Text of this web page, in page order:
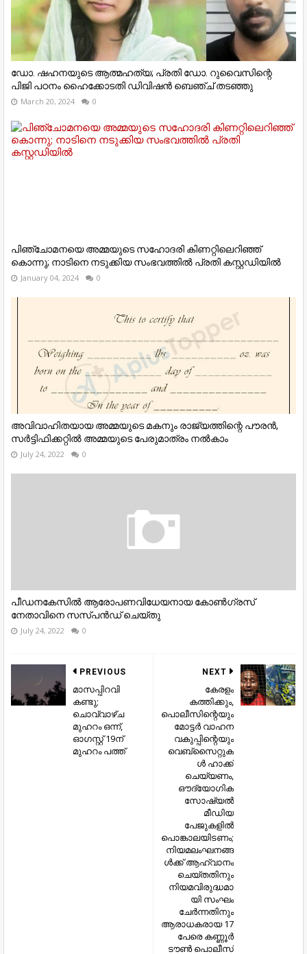
ഡോ. ഷഹനയുടെ ആത്മഹത്യ; പ്രതി ഡോ. റുവൈസിന്റെ
പിജി പഠനം ഹൈക്കോടതി ഡിവിഷന്‍ ബെഞ്ച് തടഞ്ഞു
March 20, 2024 0
പിഞ്ചോമനയെ അമ്മയുടെ സഹോദരി കിണറ്റിലെറിഞ്ഞ്
കൊന്നു; നാടിനെ നടുക്കിയ സംഭവത്തില്‍ പ്രതി കസ്റ്റഡിയില്‍
January 04, 2024 0
അവിവാഹിതയായ അമ്മയുടെ മകനും രാജ്യത്തിന്റെ പൗരന്‍,
സര്‍ട്ടിഫിക്കറ്റില്‍ അമ്മയുടെ പേരുമാത്രം നല്‍കാം
July 24, 2022 0
പീഡനകേസിൽ ആരോപണവിധേയനായ കോൺഗ്രസ്
നേതാവിനെ സസ്പൻഡ് ചെയ്തു
July 24, 2022 0
NEXT
കേരളം
കത്തിക്കും,
പൊലീസിന്റെയും
മോട്ടർ വാഹന
വകുപ്പിന്റെയും
വെബ്സൈറ്റുക
ൾ ഹാക്ക്
ചെയ്യണം,
ഔദ്യോഗിക
സോഷ്യൽ
മീഡിയ
പേജുകളിൽ
പൊങ്കാലയിടണം;
നിയമലംഘനങ്ങ
ൾക്ക് ആഹ്വാനം
ചെയ്തതിനും
നിയമവിരുദ്ധമാ
യി സംഘം
ചേർന്നതിനും
ആരാധകരായ 17
പേരെ കണ്ണൂർ
ടൗൺ പൊലീസ്
PREVIOUS
മാസപ്പിറവി
കണ്ടു;
ചൊവ്വാഴ്ച
മുഹറം ഒന്ന്,
ഓഗസ്റ്റ് 19ന്
മുഹറം പത്ത്